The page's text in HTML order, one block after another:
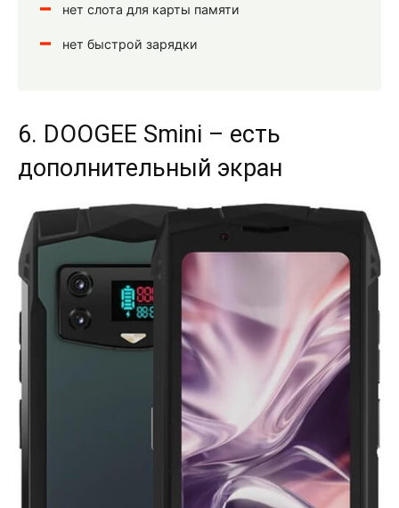
нет слота для карты памяти
нет быстрой зарядки
6. DOOGEE Smini – есть
дополнительный экран